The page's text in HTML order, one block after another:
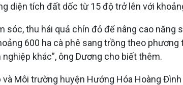
diện tích đất dốc từ 15 độ trở lên với
sóc, thu hái quả chín đỏ để nâng cao
600 ha cà phê sang trồng theo
khác”, ông Dương cho biết thêm.
Môi trường huyện Hướng Hóa Hoàng